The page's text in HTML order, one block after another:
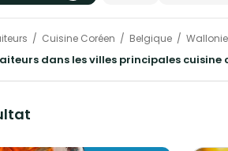
Cuisine Coréen Belgique Wallonie
dans les villes principales cuisine